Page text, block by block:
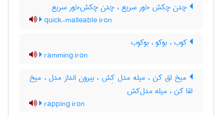
چدن چکش خور سریع ، چدن چکش‌خور سریع
quick-malleable iron
کوب ، بوکو ، بوکوب
ramming iron
میخ لق کن ، میله مدل کِش ، بیرون انداز مدل ، میخ
لقا کن ، میله مدل‌کش
rapping iron